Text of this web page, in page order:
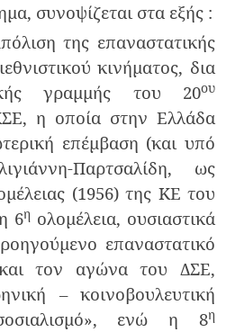
συνοψίζεται στα εξής :
της επαναστατικής
κινήματος, δια
γραμμής του 20ου
η οποία στην Ελλάδα
επέμβαση (και υπό
Παρτσαλίδη, ως
(1956) της ΚΕ του
6η ολομέλεια, ουσιαστικά
επαναστατικό
τον αγώνα του ΔΣΕ,
– κοινοβουλευτική
ενώ η 8η